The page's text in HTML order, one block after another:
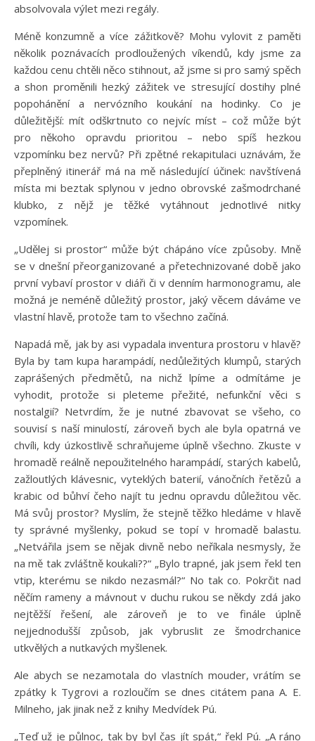
absolvovala výlet mezi regály.
Méně konzumně a více zážitkově? Mohu vylovit z paměti
několik poznávacích prodloužených víkendů, kdy jsme za
každou cenu chtěli něco stihnout, až jsme si pro samý spěch
a shon proměnili hezký zážitek ve stresující dostihy plné
popohánění a nervózního koukání na hodinky. Co je
důležitější: mít odškrtnuto co nejvíc míst – což může být
pro někoho opravdu prioritou – nebo spíš hezkou
vzpomínku bez nervů? Při zpětné rekapitulaci uznávám, že
přeplněný itinerář má na mě následující účinek: navštívená
místa mi beztak splynou v jedno obrovské zašmodrchané
klubko, z nějž je těžké vytáhnout jednotlivé nitky
vzpomínek.
„Udělej si prostor“ může být chápáno více způsoby. Mně
se v dnešní přeorganizované a přetechnizované době jako
první vybaví prostor v diáři či v denním harmonogramu, ale
možná je neméně důležitý prostor, jaký věcem dáváme ve
vlastní hlavě, protože tam to všechno začíná.
Napadá mě, jak by asi vypadala inventura prostoru v hlavě?
Byla by tam kupa harampádí, nedůležitých klumpů, starých
zaprášených předmětů, na nichž lpíme a odmítáme je
vyhodit, protože si pleteme přežité, nefunkční věci s
nostalgií? Netvrdím, že je nutné zbavovat se všeho, co
souvisí s naší minulostí, zároveň bych ale byla opatrná ve
chvíli, kdy úzkostlivě schraňujeme úplně všechno. Zkuste v
hromadě reálně nepoužitelného harampádí, starých kabelů,
zažloutlých klávesnic, vyteklých baterií, vánočních řetězů a
krabic od bůhví čeho najít tu jednu opravdu důležitou věc.
Má svůj prostor? Myslím, že stejně těžko hledáme v hlavě
ty správné myšlenky, pokud se topí v hromadě balastu.
„Netvářila jsem se nějak divně nebo neříkala nesmysly, že
na mě tak zvláštně koukali??“ „Bylo trapné, jak jsem řekl ten
vtip, kterému se nikdo nezasmál?“ No tak co. Pokrčit nad
něčím rameny a mávnout v duchu rukou se někdy zdá jako
nejtěžší řešení, ale zároveň je to ve finále úplně
nejjednodušší způsob, jak vybruslit ze šmodrchanice
utkvělých a nutkavých myšlenek.
Ale abych se nezamotala do vlastních mouder, vrátím se
zpátky k Tygrovi a rozloučím se dnes citátem pana A. E.
Milneho, jak jinak než z knihy Medvídek Pú.
„Teď už je půlnoc, tak by byl čas jít spát,“ řekl Pú. „A ráno